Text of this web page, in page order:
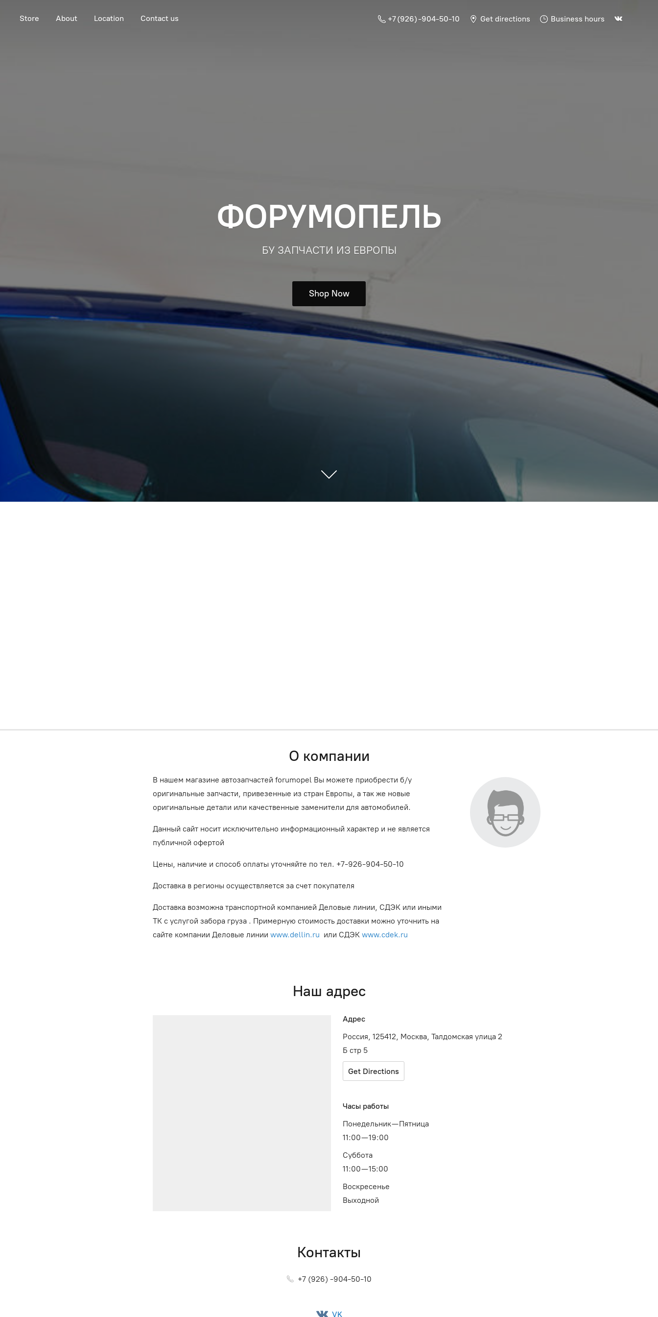
Store About Location Contact us +7 (926) -904-50-10 Get directions Business hours
ФОРУМОПЕЛЬ
БУ ЗАПЧАСТИ ИЗ ЕВРОПЫ
Shop Now
О компании
В нашем магазине автозапчастей forumopel Вы можете приобрести б/у
оригинальные запчасти, привезенные из стран Европы, а так же новые
оригинальные детали или качественные заменители для автомобилей.
Данный сайт носит исключительно информационный характер и не является
публичной офертой
Цены, наличие и способ оплаты уточняйте по тел. +7-926-904-50-10
Доставка в регионы осуществляется за счет покупателя
Доставка возможна транспортной компанией Деловые линии, СДЭК или иными
ТК с услугой забора груза . Примерную стоимость доставки можно уточнить на
сайте компании Деловые линии www.dellin.ru или СДЭК www.cdek.ru
Наш адрес
Адрес
Россия, 125412, Москва, Талдомская улица 2
Б стр 5
Get Directions
Часы работы
Понедельник — Пятница
11:00 — 19:00
Суббота
11:00 — 15:00
Воскресенье
Выходной
Контакты
+7 (926) -904-50-10
VK